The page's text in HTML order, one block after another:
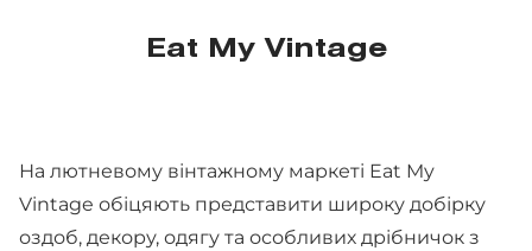
Eat My Vintage
На лютневому вінтажному маркеті Eat My
Vintage обіцяють представити широку добірку
оздоб, декору, одягу та особливих дрібничок з